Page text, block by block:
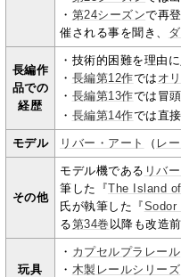
・ 第24シーズンで再
催される事を聞き、
長編作
品での
経歴
・技術的困難を理由
・ 長編第12作では オ
・ 長編第13作では冒
・ 長編第14作では直
モデル リバー・アート （ レ
その他
モデル機である リバ
筆した『The Island
氏が執筆した『Sodor
る第34巻 以降も改造
玩具
・ カプセルプラレール
・ 木製レールシリーズ